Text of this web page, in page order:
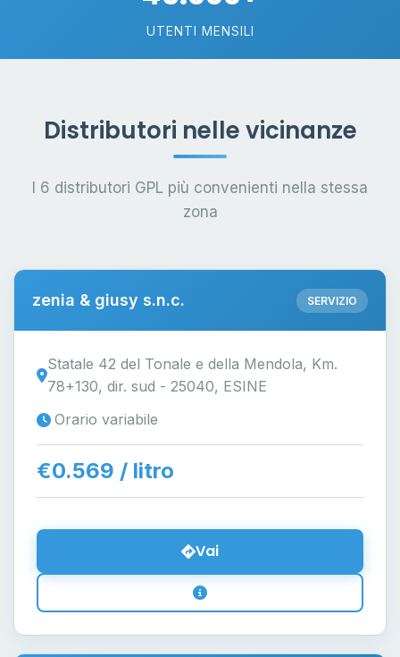
UTENTI MENSILI
Distributori nelle vicinanze
I 6 distributori GPL più convenienti nella stessa
zona
zenia & giusy s.n.c. SERVIZIO
Statale 42 del Tonale e della Mendola, Km.
78+130, dir. sud - 25040, ESINE
Orario variabile
€0.569 / litro
Vai